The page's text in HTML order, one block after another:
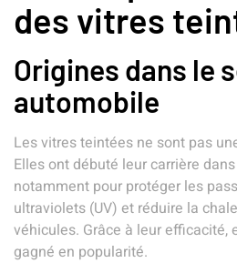
des vitres
Origines dans le
automobile
Les vitres teintées ne sont pas
Elles ont débuté leur carrière
notamment pour protéger les
ultraviolets (UV) et réduire la
véhicules. Grâce à leur efficacité,
gagné en popularité.